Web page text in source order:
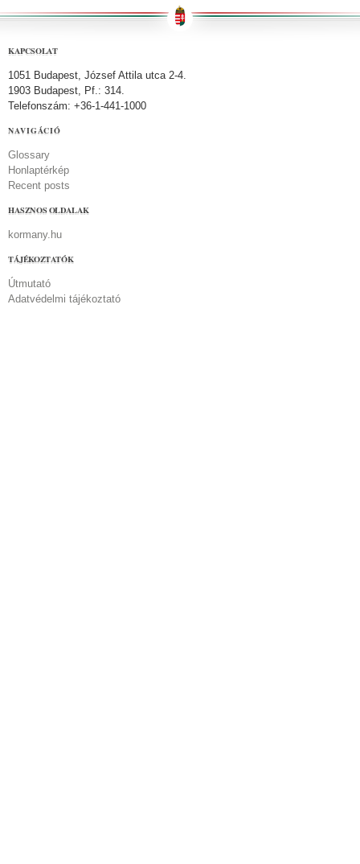
KAPCSOLAT
1051 Budapest, József Attila utca 2-4.
1903 Budapest, Pf.: 314.
Telefonszám: +36-1-441-1000
NAVIGÁCIÓ
Glossary
Honlaptérkép
Recent posts
HASZNOS OLDALAK
kormany.hu
TÁJÉKOZTATÓK
Útmutató
Adatvédelmi tájékoztató